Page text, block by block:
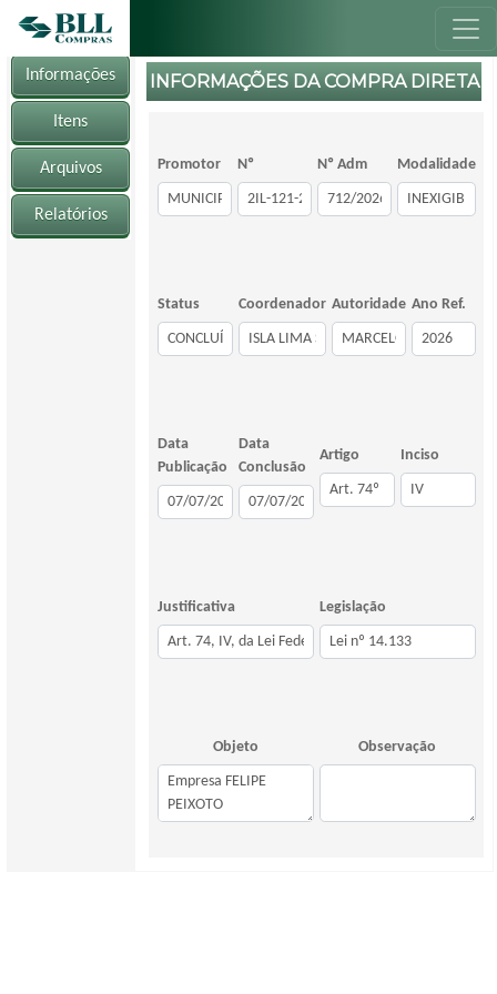
Informações
Itens
Arquivos
Relatórios
INFORMAÇÕES DA COMPRA DIRETA
Promotor Nº Nº Adm Modalidade
Status Coordenador Autoridade Ano Ref.
Data
Publicação
Data
Conclusão
Artigo Inciso
Justificativa Legislação
Objeto Observação